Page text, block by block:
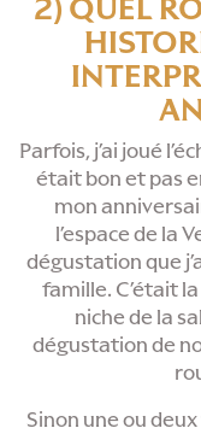
2) QUEL
Parfois, j’ai joué
était bon et pas
mon
l’espace de la
dégustation que
famille. C’était
niche de la
dégustation de
Sinon une ou